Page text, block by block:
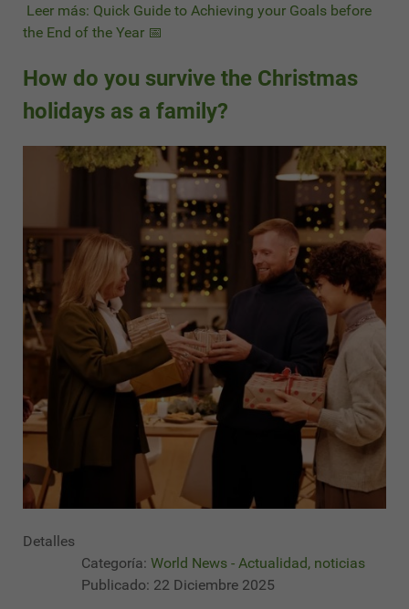
Leer más: Quick Guide to Achieving your Goals before
the End of the Year 📅
How do you survive the Christmas
holidays as a family?
Detalles
Categoría: World News - Actualidad, noticias
Publicado: 22 Diciembre 2025